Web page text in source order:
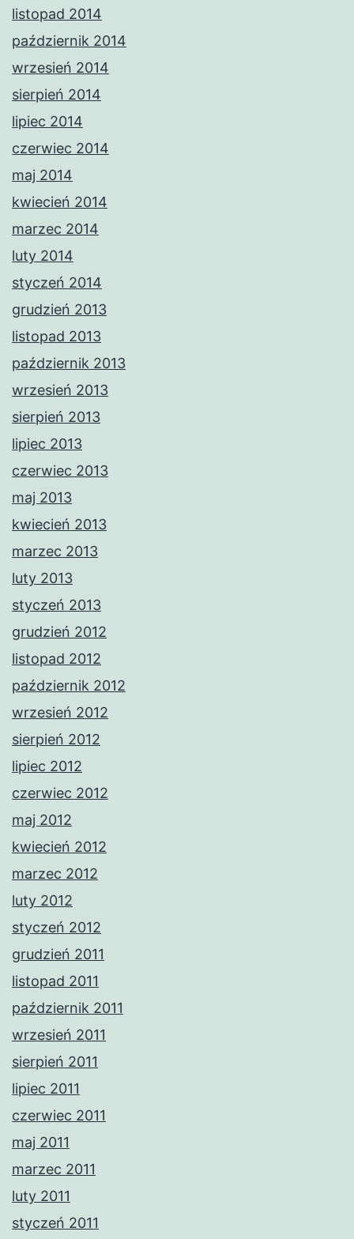
listopad 2014
październik 2014
wrzesień 2014
sierpień 2014
lipiec 2014
czerwiec 2014
maj 2014
kwiecień 2014
marzec 2014
luty 2014
styczeń 2014
grudzień 2013
listopad 2013
październik 2013
wrzesień 2013
sierpień 2013
lipiec 2013
czerwiec 2013
maj 2013
kwiecień 2013
marzec 2013
luty 2013
styczeń 2013
grudzień 2012
listopad 2012
październik 2012
wrzesień 2012
sierpień 2012
lipiec 2012
czerwiec 2012
maj 2012
kwiecień 2012
marzec 2012
luty 2012
styczeń 2012
grudzień 2011
listopad 2011
październik 2011
wrzesień 2011
sierpień 2011
lipiec 2011
czerwiec 2011
maj 2011
marzec 2011
luty 2011
styczeń 2011